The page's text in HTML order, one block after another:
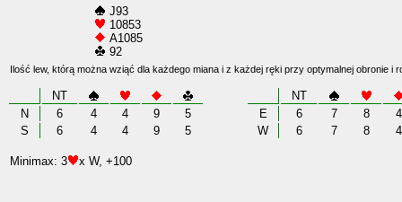
J93
10853
A1085
92
Ilość lew, którą można wziąć dla każdego miana i z każdej ręki przy optymalnej obronie i
NT
NT
N
6 4 4 9 5 E 6 7 8
4
S
6 4 4 9 5 W 6 7 8 4
Minimax: 3 x W, +100